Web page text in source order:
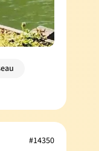
#14350